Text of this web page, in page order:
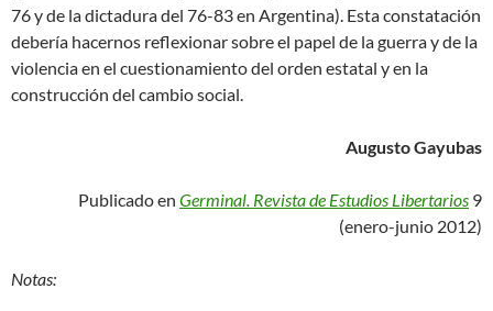
76 y de la dictadura del 76-83 en Argentina). Esta constatación
debería hacernos reflexionar sobre el papel de la guerra y de la
violencia en el cuestionamiento del orden estatal y en la
construcción del cambio social.
Augusto Gayubas
Publicado en Germinal. Revista de Estudios Libertarios 9
(enero-junio 2012)
Notas: